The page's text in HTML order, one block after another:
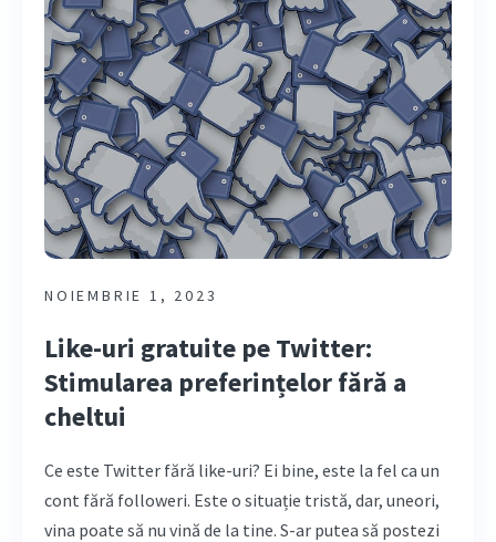
NOIEMBRIE 1, 2023
Like-uri gratuite pe Twitter:
Stimularea preferințelor fără a
cheltui
Ce este Twitter fără like-uri? Ei bine, este la fel ca un
cont fără followeri. Este o situație tristă, dar, uneori,
vina poate să nu vină de la tine. S-ar putea să postezi